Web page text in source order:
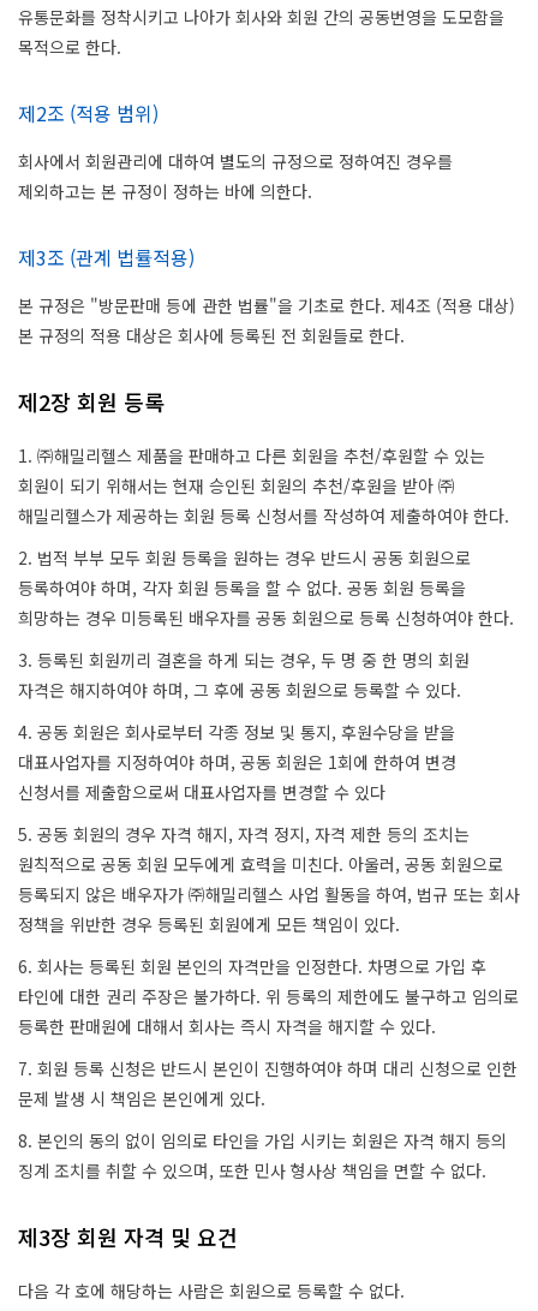
유통문화를 정착시키고 나아가 회사와 회원 간의 공동번영을 도모함을
목적으로 한다.
제2조 (적용 범위)
회사에서 회원관리에 대하여 별도의 규정으로 정하여진 경우를
제외하고는 본 규정이 정하는 바에 의한다.
제3조 (관계 법률적용)
본 규정은 "방문판매 등에 관한 법률"을 기초로 한다. 제4조 (적용 대상)
본 규정의 적용 대상은 회사에 등록된 전 회원들로 한다.
제2장 회원 등록
1. ㈜해밀리헬스 제품을 판매하고 다른 회원을 추천/후원할 수 있는
회원이 되기 위해서는 현재 승인된 회원의 추천/후원을 받아 ㈜
해밀리헬스가 제공하는 회원 등록 신청서를 작성하여 제출하여야 한다.
2. 법적 부부 모두 회원 등록을 원하는 경우 반드시 공동 회원으로
등록하여야 하며, 각자 회원 등록을 할 수 없다. 공동 회원 등록을
희망하는 경우 미등록된 배우자를 공동 회원으로 등록 신청하여야 한다.
3. 등록된 회원끼리 결혼을 하게 되는 경우, 두 명 중 한 명의 회원
자격은 해지하여야 하며, 그 후에 공동 회원으로 등록할 수 있다.
4. 공동 회원은 회사로부터 각종 정보 및 통지, 후원수당을 받을
대표사업자를 지정하여야 하며, 공동 회원은 1회에 한하여 변경
신청서를 제출함으로써 대표사업자를 변경할 수 있다
5. 공동 회원의 경우 자격 해지, 자격 정지, 자격 제한 등의 조치는
원칙적으로 공동 회원 모두에게 효력을 미친다. 아울러, 공동 회원으로
등록되지 않은 배우자가 ㈜해밀리헬스 사업 활동을 하여, 법규 또는 회사
정책을 위반한 경우 등록된 회원에게 모든 책임이 있다.
6. 회사는 등록된 회원 본인의 자격만을 인정한다. 차명으로 가입 후
타인에 대한 권리 주장은 불가하다. 위 등록의 제한에도 불구하고 임의로
등록한 판매원에 대해서 회사는 즉시 자격을 해지할 수 있다.
7. 회원 등록 신청은 반드시 본인이 진행하여야 하며 대리 신청으로 인한
문제 발생 시 책임은 본인에게 있다.
8. 본인의 동의 없이 임의로 타인을 가입 시키는 회원은 자격 해지 등의
징계 조치를 취할 수 있으며, 또한 민사 형사상 책임을 면할 수 없다.
제3장 회원 자격 및 요건
다음 각 호에 해당하는 사람은 회원으로 등록할 수 없다.